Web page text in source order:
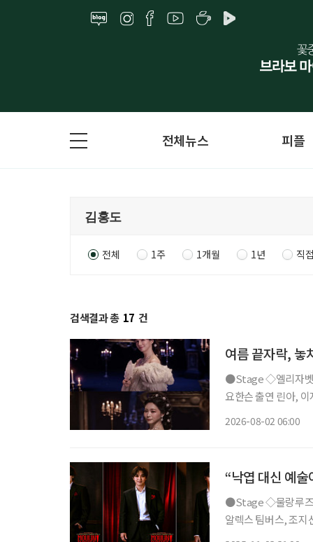
전체뉴스 피플
전체 1주 1개월 1년 직
검색결과 총 17 건
여름 끝자락, 놓
●Stage ◇엘리자벳 일정 8월 16일 ~ 11월 15일 장소 블루스퀘어 우리은행홀 연출 로버트
요한슨 출연 린아, 이
2026-08-02 06:00
“낙엽 대신 예
●Stage ◇물랑루즈! 일정 11월 27일 ~ 2026년 2월 22일 장소 블루스퀘어 신한카드홀 연출
알렉스 팀버스, 조지